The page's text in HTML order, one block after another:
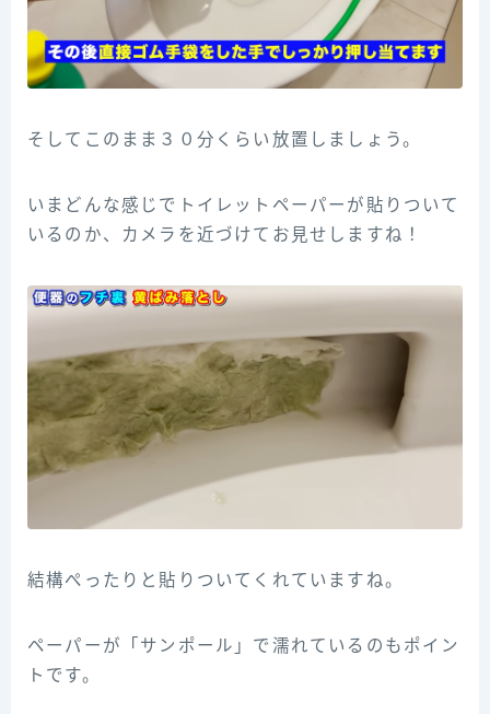
そしてこのまま３０分くらい放置しましょう。
いまどんな感じでトイレットペーパーが貼りついて
いるのか、カメラを近づけてお見せしますね！
結構ぺったりと貼りついてくれていますね。
ペーパーが「サンポール」で濡れているのもポイン
トです。